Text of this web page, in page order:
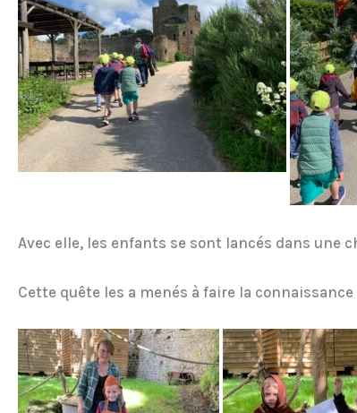
Avec elle, les enfants se sont lancés dans une
Cette quête les a menés à faire la